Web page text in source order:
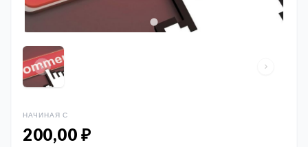
НАЧИНАЯ С
200,00 ₽